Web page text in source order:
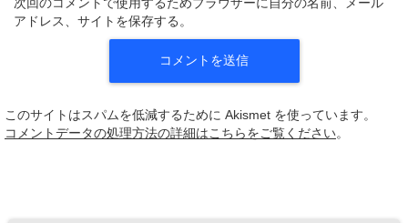
次回のコメントで使用するためブラウザーに自分の名前、メール
アドレス、サイトを保存する。
このサイトはスパムを低減するために Akismet を使っています。
コメントデータの処理方法の詳細はこちらをご覧ください。